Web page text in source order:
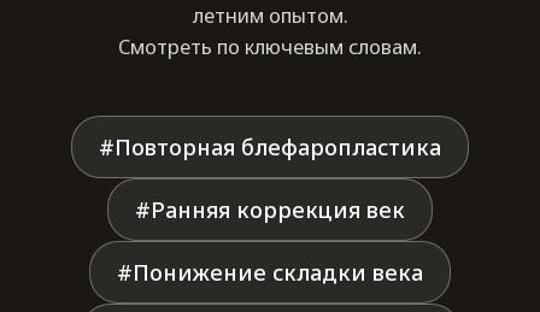
летним опытом.
Смотреть по ключевым словам.
#Повторная блефаропластика
#Ранняя коррекция век
#Понижение складки века